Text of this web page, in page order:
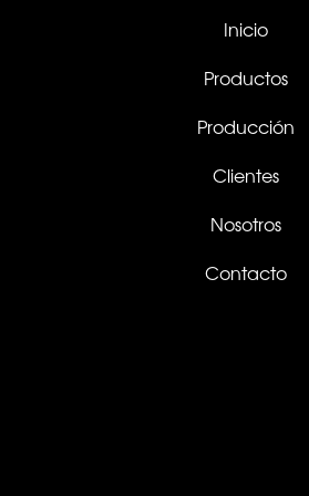
Inicio
Productos
Producción
Clientes
Nosotros
Contacto